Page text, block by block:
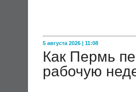
5 августа 2026 | 11:08
Как Пермь
рабочую